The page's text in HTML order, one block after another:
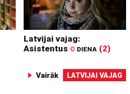
Latvijai vajag:
Asistentus © DIENA (2)
Vairāk LATVIJAI VAJAG